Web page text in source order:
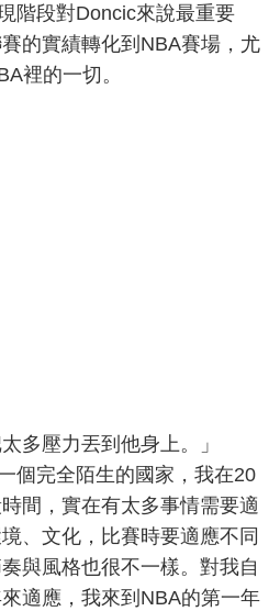
階段對Doncic來說最重要
的實績轉化到NBA賽場，尤
裡的一切。
多壓力丟到他身上。」
個完全陌生的國家，我在20
間，實在有太多事情需要適
、文化，比賽時要適應不同
與風格也很不一樣。對我自
適應，我來到NBA的第一年